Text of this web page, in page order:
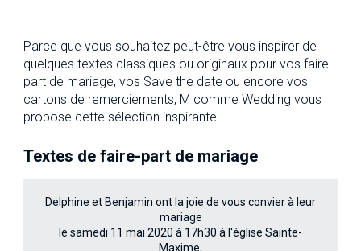
Parce que vous souhaitez peut-être vous inspirer de
quelques textes classiques ou originaux pour vos faire-
part de mariage, vos Save the date ou encore vos
cartons de remerciements, M comme Wedding vous
propose cette sélection inspirante.
Textes de faire-part de mariage
Delphine et Benjamin ont la joie de vous convier à leur
mariage
le samedi 11 mai 2020 à 17h30 à l'église Sainte-
Maxime,